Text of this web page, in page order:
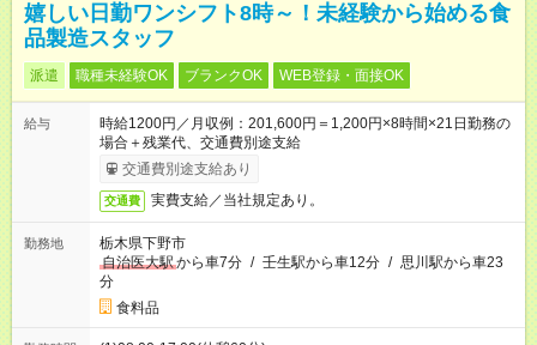
嬉しい日勤ワンシフト8時～！未経験から始める食
品製造スタッフ
派遣 職種未経験OK ブランクOK WEB登録・面接OK
給与
時給1200円／月収例：201,600円＝1,200円×8時間×21日勤務の
場合＋残業代、交通費別途支給
交通費別途支給あり
交通費 実費支給／当社規定あり。
勤務地
栃木県下野市
自治医大駅から車7分 / 壬生駅から車12分 / 思川駅から車23
分
食料品